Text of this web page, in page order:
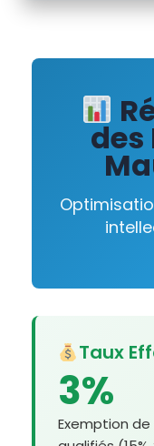
des
Taux
3%
Exemption